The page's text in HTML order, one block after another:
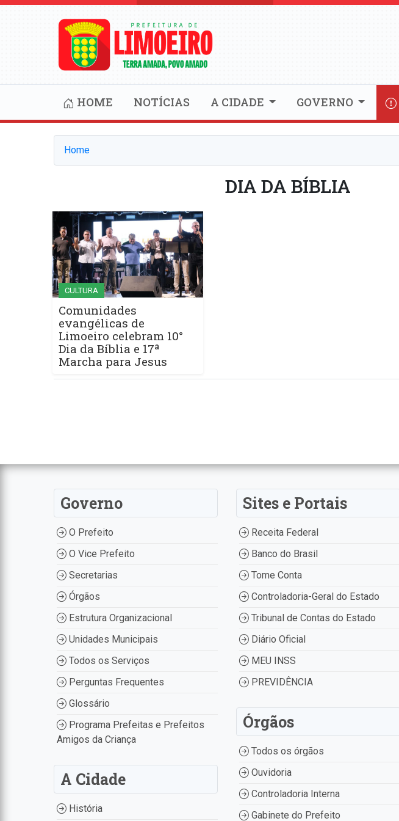
HOME NOTÍCIAS A CIDADE GOVERNO
Home
DIA DA BÍBLIA
CULTURA
Comunidades
evangélicas de
Limoeiro celebram 10°
Dia da Bíblia e 17ª
Marcha para Jesus
Governo
O Prefeito
O Vice Prefeito
Secretarias
Órgãos
Estrutura Organizacional
Unidades Municipais
Todos os Serviços
Perguntas Frequentes
Glossário
Programa Prefeitas e Prefeitos
Amigos da Criança
A Cidade
História
Sites e Portais
Receita Federal
Banco do Brasil
Tome Conta
Controladoria-Geral do Estado
Tribunal de Contas do Estado
Diário Oficial
MEU INSS
PREVIDÊNCIA
Órgãos
Todos os órgãos
Ouvidoria
Controladoria Interna
Gabinete do Prefeito